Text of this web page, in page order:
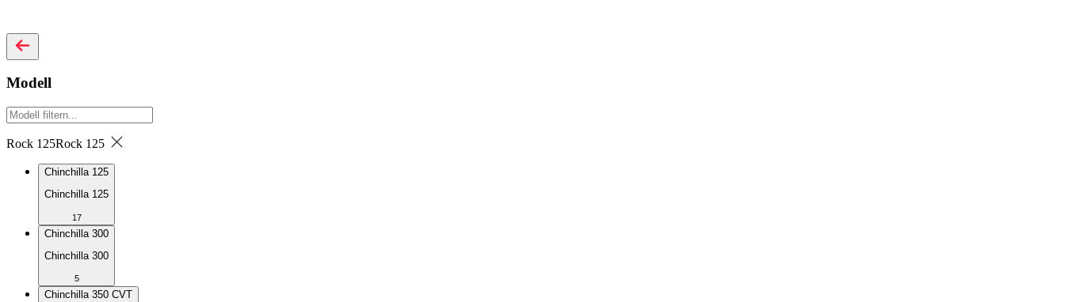
Modell
Rock 125Rock 125
Chinchilla 125
Chinchilla 125
17
Chinchilla 300
Chinchilla 300
5
Chinchilla 350 CVT